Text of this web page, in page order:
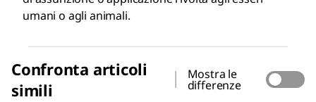
umani o agli animali.
Confronta articoli
simili
Mostra le
differenze